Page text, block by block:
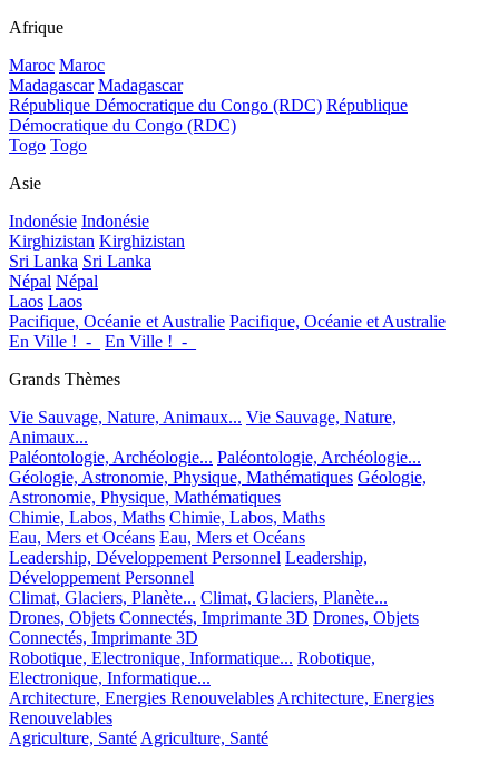
Afrique
Maroc Maroc
Madagascar Madagascar
République Démocratique du Congo (RDC) République
Démocratique du Congo (RDC)
Togo Togo
Asie
Indonésie Indonésie
Kirghizistan Kirghizistan
Sri Lanka Sri Lanka
Népal Népal
Laos Laos
Pacifique, Océanie et Australie Pacifique, Océanie et Australie
En Ville !_-_
En Ville !_-_
Grands Thèmes
Vie Sauvage, Nature, Animaux... Vie Sauvage, Nature,
Animaux...
Paléontologie, Archéologie... Paléontologie, Archéologie...
Géologie, Astronomie, Physique, Mathématiques Géologie,
Astronomie, Physique, Mathématiques
Chimie, Labos, Maths Chimie, Labos, Maths
Eau, Mers et Océans Eau, Mers et Océans
Leadership, Développement Personnel Leadership,
Développement Personnel
Climat, Glaciers, Planète... Climat, Glaciers, Planète...
Drones, Objets Connectés, Imprimante 3D Drones, Objets
Connectés, Imprimante 3D
Robotique, Electronique, Informatique... Robotique,
Electronique, Informatique...
Architecture, Energies Renouvelables Architecture, Energies
Renouvelables
Agriculture, Santé Agriculture, Santé